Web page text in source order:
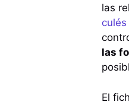
las
las
El